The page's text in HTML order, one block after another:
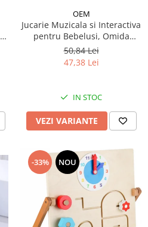
OEM
Jucarie Muzicala si Interactiva
pentru Bebelusi, Omida
Cantareata
50,84 Lei
47,38 Lei
IN STOC
VEZI VARIANTE
-33% NOU